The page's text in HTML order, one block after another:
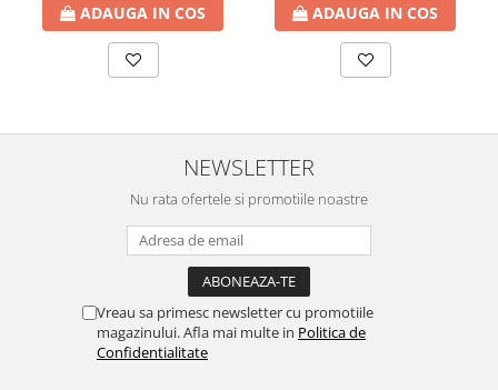
ADAUGA IN COS ADAUGA IN COS
NEWSLETTER
Nu rata ofertele si promotiile noastre
Vreau sa primesc newsletter cu promotiile
magazinului. Afla mai multe in Politica de
Confidentialitate